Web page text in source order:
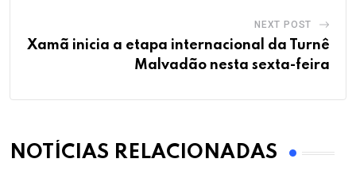
NEXT POST
Xamã inicia a etapa internacional da Turnê
Malvadão nesta sexta-feira
NOTÍCIAS RELACIONADAS